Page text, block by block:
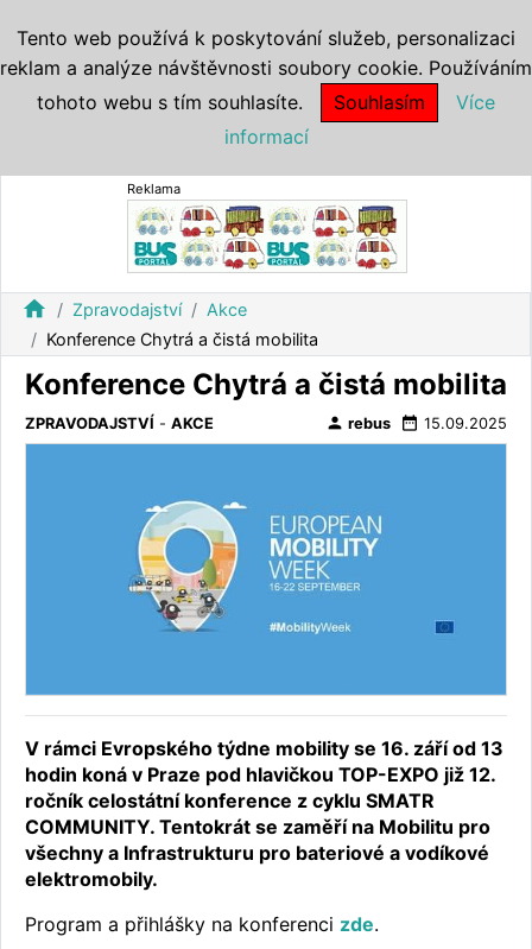
Reklama
home Zpravodajství
Akce
Konference Chytrá a čistá mobilita
Konference Chytrá a čistá mobilita
ZPRAVODAJSTVÍ - AKCE person rebus date_range 15.09.2025
V rámci Evropského týdne mobility se 16. září od 13
hodin koná v Praze pod hlavičkou TOP-EXPO již 12.
ročník celostátní konference z cyklu SMATR
COMMUNITY. Tentokrát se zaměří na Mobilitu pro
všechny a Infrastrukturu pro bateriové a vodíkové
elektromobily.
Program a přihlášky na konferenci zde.
Tento web používá k poskytování služeb, personalizaci
reklam a analýze návštěvnosti soubory cookie. Používáním
tohoto webu s tím souhlasíte.
Souhlasím
Více
informací